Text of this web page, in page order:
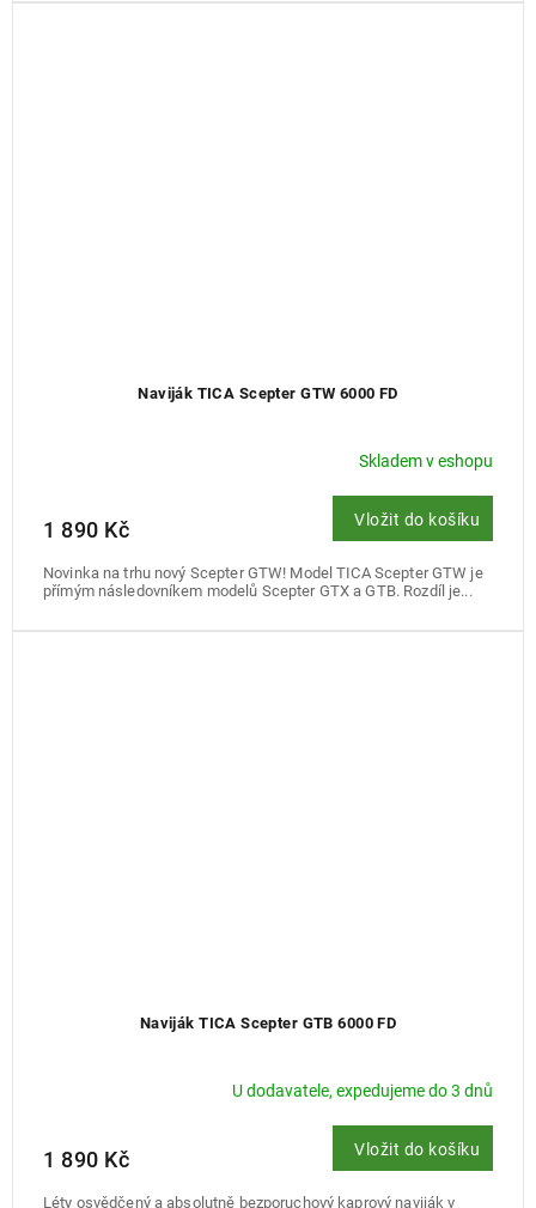
Naviják TICA Scepter GTW 6000 FD
Skladem v eshopu
1 890 Kč Vložit do košíku
Novinka na trhu nový Scepter GTW! Model TICA Scepter GTW je
přímým následovníkem modelů Scepter GTX a GTB. Rozdíl je...
Naviják TICA Scepter GTB 6000 FD
U dodavatele, expedujeme do 3 dnů
1 890 Kč Vložit do košíku
Léty osvědčený a absolutně bezporuchový kaprový naviják v